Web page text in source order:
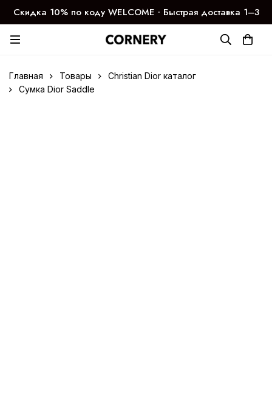
Скидка 10% по коду WELCOME ∙ Быстрая доставка 1–3
дня
Главная Товары
Christian Dior каталог
Сумка Dior Saddle